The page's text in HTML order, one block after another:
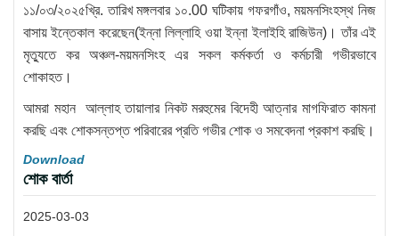
১১/০৩/২০২৫খ্রি. তারিখ মঙ্গলবার ১০.00 ঘটিকায় গফরগাঁও, ময়মনসিংহস্থ নিজ
বাসায় ইন্তেকাল করেছেন(ইন্না লিল্লাহি ওয়া ইন্না ইলাইহি রাজিউন)। তাঁর এই
মৃত্যুতে কর অঞ্চল-ময়মনসিংহ এর সকল কর্মকর্তা ও কর্মচারী গভীরভাবে
শোকাহত।
আমরা মহান আল্লাহ তায়ালার নিকট মরহুমের বিদেহী আত্নার মাগফিরাত কামনা
করছি এবং শোকসন্তপ্ত পরিবারের প্রতি গভীর শোক ও সমবেদনা প্রকাশ করছি।
Download
শোক বার্তা
2025-03-03